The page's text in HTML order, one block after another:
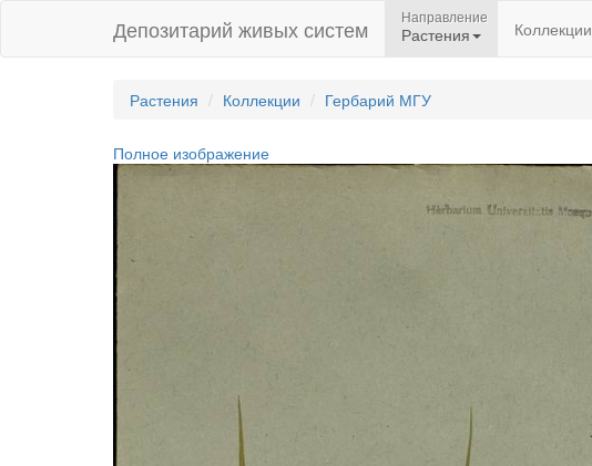
Депозитарий живых систем Направление
Растения Коллекции
Растения Коллекции Гербарий МГУ
Полное изображение